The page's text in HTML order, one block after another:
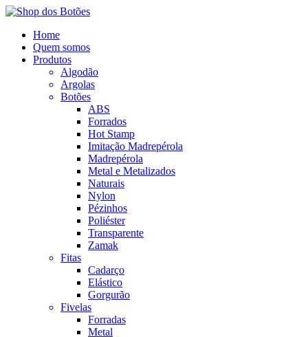
Home
Quem somos
Produtos
Algodão
Argolas
Botões
ABS
Forrados
Hot Stamp
Imitação Madrepérola
Madrepérola
Metal e Metalizados
Naturais
Nylon
Pézinhos
Poliéster
Transparente
Zamak
Fitas
Cadarço
Elástico
Gorgurão
Fivelas
Forradas
Metal